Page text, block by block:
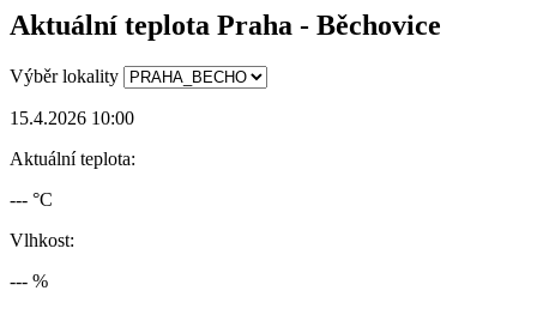
Aktuální teplota Praha - Běchovice
Výběr lokality
15.4.2026 10:00
Aktuální teplota:
--- °C
Vlhkost:
--- %